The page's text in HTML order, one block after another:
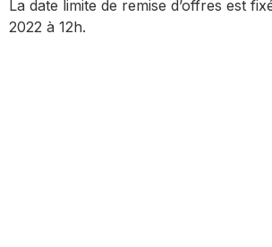
La date limite de remise d’offres est
2022 à 12h.